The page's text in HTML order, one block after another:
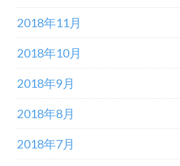
2018年11月
2018年10月
2018年9月
2018年8月
2018年7月